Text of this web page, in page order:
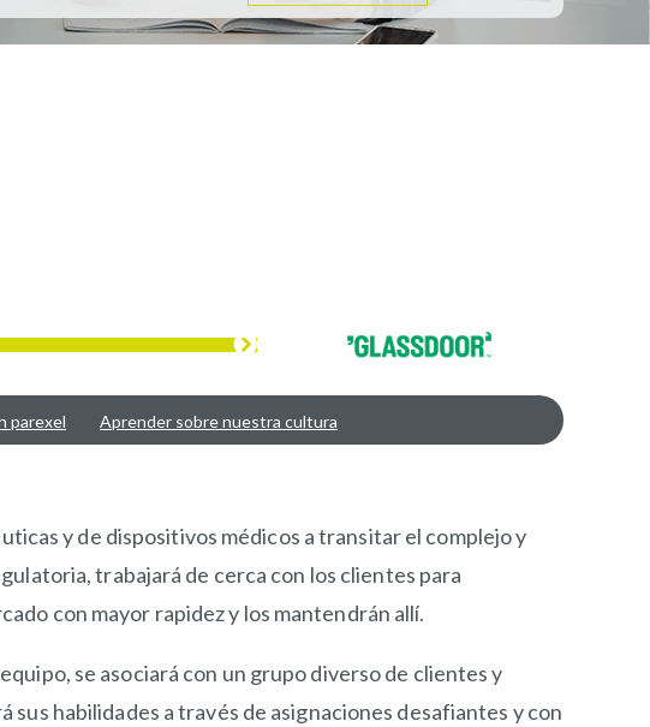
parexel Aprender sobre nuestra cultura
y de dispositivos médicos a transitar el complejo y
trabajará de cerca con los clientes para
con mayor rapidez y los mantendrán allí.
se asociará con un grupo diverso de clientes y
habilidades a través de asignaciones desafiantes y con